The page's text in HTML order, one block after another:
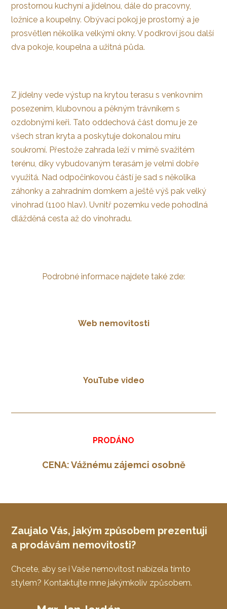
prostornou kuchyní a jídelnou, dále do pracovny,
ložnice a koupelny. Obývací pokoj je prostorný a je
prosvětlen několika velkými okny. V podkroví jsou další
dva pokoje, koupelna a užitná půda.
Z jídelny vede výstup na krytou terasu s venkovním
posezením, klubovnou a pěkným trávníkem s
ozdobnými keři. Tato oddechová část domu je ze
všech stran kryta a poskytuje dokonalou míru
soukromí. Přestože zahrada leží v mírně svažitém
terénu, díky vybudovaným terasám je velmi dobře
využitá. Nad odpočinkovou částí je sad s několika
záhonky a zahradním domkem a ještě výš pak velký
vinohrad (1100 hlav). Uvnitř pozemku vede pohodlná
dlážděná cesta až do vinohradu.
Podrobné informace najdete také zde:
Web nemovitosti
YouTube video
PRODÁNO
CENA: Vážnému zájemci osobně
Zaujalo Vás, jakým způsobem prezentuji
a prodávám nemovitosti?
Chcete, aby se i Vaše nemovitost nabízela tímto
stylem? Kontaktujte mne jakýmkoliv způsobem.